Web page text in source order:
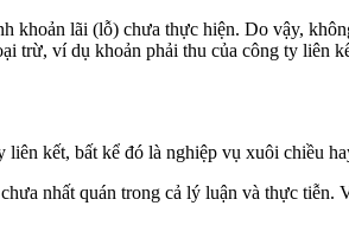
khoản lãi (lỗ) chưa thực hiện. Do vậy,
trừ, ví dụ khoản phải thu của công ty liên
kết, bất kể đó là nghiệp vụ xuôi chiều
nhất quán trong cả lý luận và thực tiễn.